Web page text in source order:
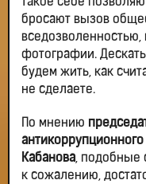
бросают вызов
фотографии.
будем жить, как
не сделаете.
По мнению
Кабанова, подобные
к сожалению,